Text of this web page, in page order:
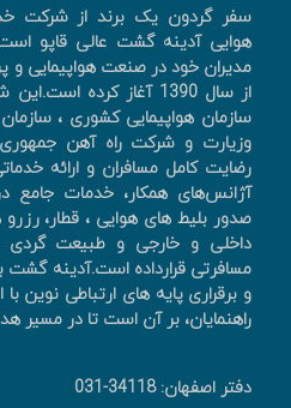
سفر گردون یک برند از شرکت
هوایی آدینه گشت عالی قاپو
مدیران خود در صنعت هواپیمایی و
از سال 1390 آغاز کرده
سازمان هواپیمایی کشوری ،
وزیارت و شرکت راه آهن
رضایت کامل مسافران و ارائه
آژانس‌های همکار، خدمات جامع در
صدور بليط های هوايی ، قطار، رزرو
داخلی و خارجی و طبیعت گردی ،
مسافرتی قرارداده است.آدینه گشت
و برقراری پایه های ارتباطی نوین با
راهنمایان، بر آن است تا در مسیر
دفتر اصفهان: 34118-031